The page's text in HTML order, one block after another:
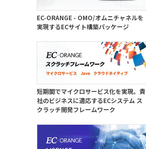
EC-ORANGE - OMO/オムニチャネルを
実現するECサイト構築パッケージ
短期間でマイクロサービス化を実現。貴
社のビジネスに適応するECシステム ス
クラッチ開発フレームワーク